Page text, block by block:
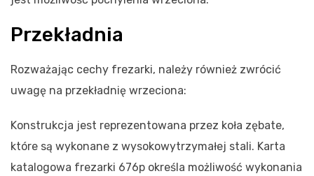
Przekładnia
Rozważając cechy frezarki, należy również zwrócić
uwagę na przekładnię wrzeciona:
Konstrukcja jest reprezentowana przez koła zębate,
które są wykonane z wysokowytrzymałej stali. Karta
katalogowa frezarki 676p określa możliwość wykonania